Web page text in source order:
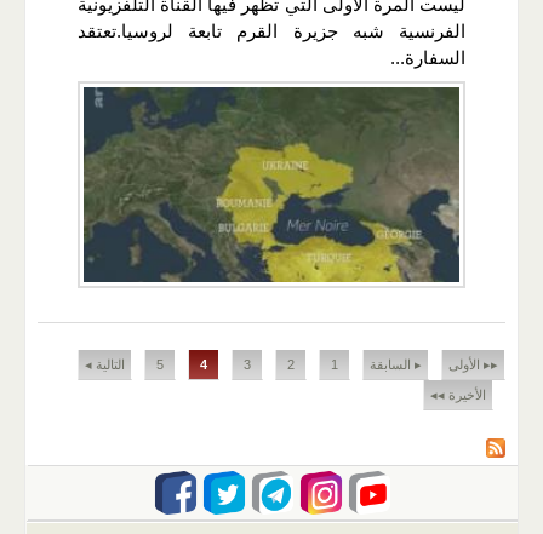
الفرنسية شبه جزيرة القرم تابعة لروسيا.تعتقد
السفارة...
الصفحات
▸▸ الأولى ▸ السابقة 1
2
3
4
5 التالية ◂
الأخيرة ◂◂